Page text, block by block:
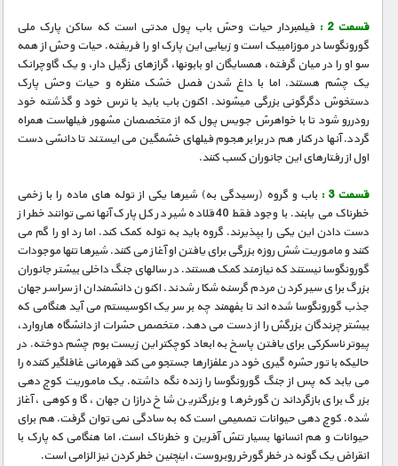
قسمت 2 :
فیلمبردار حیات وحش باب پول مدتی است که ساکن پارک ملی
گورونگوسا در موزامبیک است و زیبایی این پارک او را فریفته. حیات وحش از همه
سو او را در میان گرفته، همسایگان او بابونها، گرازهای زگیل دار، و یک گاوچرانک
یک چشم هستند. اما با داغ شدن فصل خشک منظره و حیات وحش پارک
دستخوش دگرگونی بزرگی میشوند. اکنون باب باید با ترس خود و گذشته خود
رودررو شود تا با خواهرش جویس پول که از متخصصان مشهور فیلهاست همراه
گردد. آنها در کنار هم در برابر هجوم فیلهای خشمگین می ایستند تا دانشی دست
اول از رفتارهای این جانوران کسب کنند.
قسمت 3 :
باب و گروه (رسیدگی به) شیرها یکی از توله های ماده را با زخمی
خطرناک می یابند. با وجود فقط 40 قلاده شیر در کل پارک آنها نمی توانند خطر از
دست دادن این یکی را بپذیرند. گروه باید به توله کمک کند. اما رد او را گم می
کنند و ماموریت شش روزه بزرگی برای یافتن او آغاز می کنند. شیرها تنها موجودات
گورونگوسا نیستند که نیازمند کمک هستند. در سالهای جنگ داخلی بیشتر جانوران
بزرگ برای سیر کردن مردم گرسنه شکار شدند. اکنون دانشمندان از سراسر جهان
جذب گورونگوسا شده اند تا بفهمند چه بر سر یک اکوسیستم می آید هنگامی که
بیشتر چرندگان بزرگش را از دست می دهد. متخصص حشرات از دانشگاه هاروارد،
پیوتر ناسکرکی برای یافتن پاسخ به ابعاد کوچکتر این زیست بوم چشم دوخته. در
حالیکه با تور حشره گیری خود در علفزارها جستجو می کند قهرمانی غافلگیر کننده را
می یابد که پس از جنگ گورونگوسا را زنده نگه داشته. یک ماموریت کوچ دهی
بزرگ برای بازگرداندن گورخرها و بزرگترین شاخ درازان جهان، گاو کوهی، آغاز
شده. کوچ دهی حیوانات تصمیمی است که به سادگی نمی توان گرفت. هم برای
حیوانات و هم انسانها بسیار تنش آفرین و خطرناک است. اما هنگامی که پارک با
انقراض یک گونه در خطر گورخر روبروست، اینچنین خطر کردن نیز الزامی است.